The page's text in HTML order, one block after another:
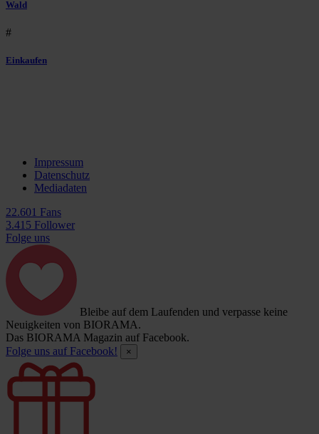
Wald
#
Einkaufen
Impressum
Datenschutz
Mediadaten
22.601 Fans
3.415 Follower
Folge uns
Bleibe auf dem Laufenden und verpasse keine
Neuigkeiten von BIORAMA.
Das BIORAMA Magazin auf Facebook.
Folge uns auf Facebook!
×